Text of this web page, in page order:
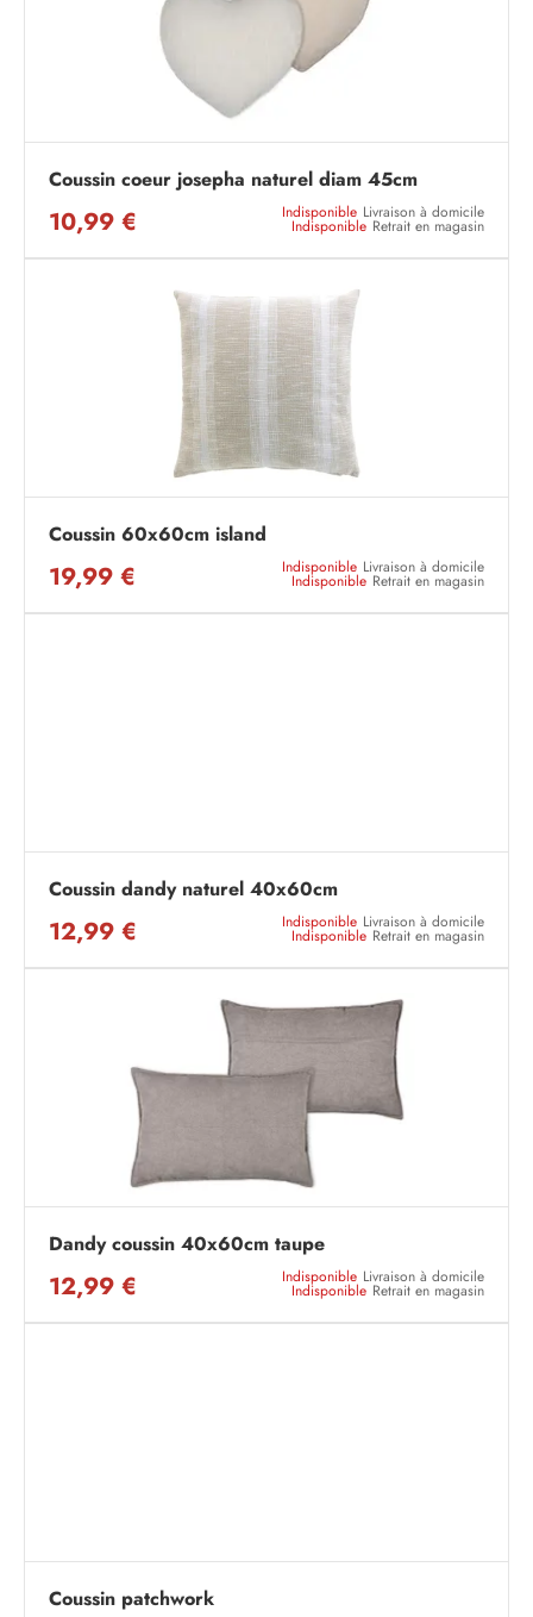
Coussin coeur josepha naturel diam 45cm
10,99 € Indisponible Livraison à domicile
Indisponible Retrait en magasin
Coussin 60x60cm island
19,99 € Indisponible Livraison à domicile
Indisponible Retrait en magasin
Coussin dandy naturel 40x60cm
12,99 € Indisponible Livraison à domicile
Indisponible Retrait en magasin
Dandy coussin 40x60cm taupe
12,99 € Indisponible Livraison à domicile
Indisponible Retrait en magasin
Coussin patchwork